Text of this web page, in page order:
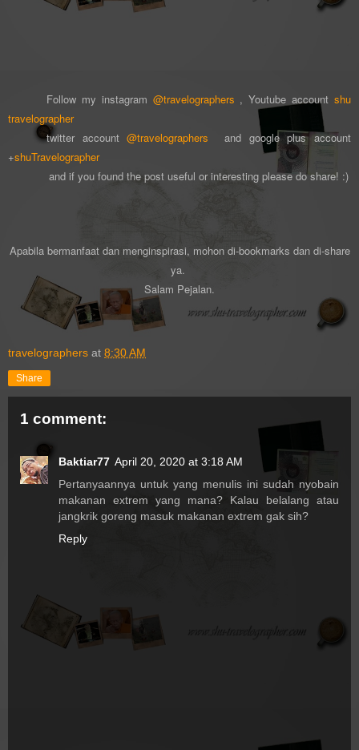
Follow my instagram @travelographers , Youtube accountshu
travelographer
twitter account@travelographers
and google plus account
+shuTravelographer
and if you found the post useful or interesting please do share! :)
Apabila bermanfaat dan menginspirasi, mohon di-bookmarks dan di-share
ya.
Salam Pejalan.
travelographers at 8:30 AM
Share
1 comment:
Baktiar77 April 20, 2020 at 3:18 AM
Pertanyaannya untuk yang menulis ini sudah nyobain
makanan extrem yang mana? Kalau belalang atau
jangkrik goreng masuk makanan extrem gak sih?
Reply